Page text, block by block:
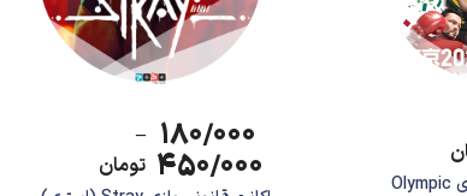
خرید اکانت قانونی بازی Olympic
۱۸۰/۰۰۰ –
۴۵۰/۰۰۰ تومان